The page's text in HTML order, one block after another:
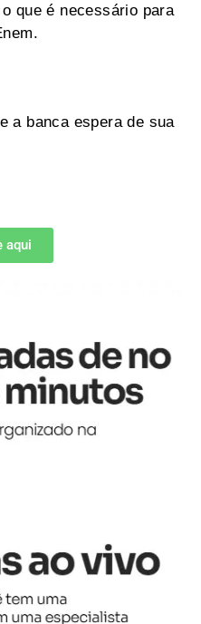
que é necessário para
a banca espera de sua
aqui